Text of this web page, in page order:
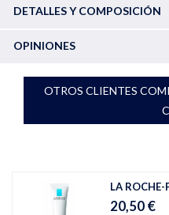
DETALLES Y COMPOSICIÓN
OPINIONES
OTROS CLIENTES
LA ROCHE-
20,50 €